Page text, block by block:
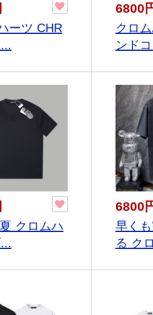
ーツ CHR
6800
クロ
ンド
クロムハ
6800
早く
る ク